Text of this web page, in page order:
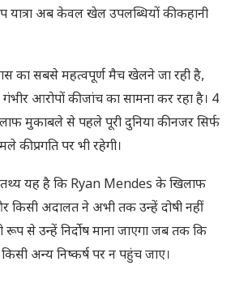
यात्रा अब केवल खेल उपलब्धियों की कहानी
का सबसे महत्वपूर्ण मैच खेलने जा रही है,
आरोपों की जांच का सामना कर रहा है। 4
मुकाबले से पहले पूरी दुनिया की नजर सिर्फ
की प्रगति पर भी रहेगी।
यह है कि Ryan Mendes के खिलाफ
किसी अदालत ने अभी तक उन्हें दोषी नहीं
रूप से उन्हें निर्दोष माना जाएगा जब तक कि
अन्य निष्कर्ष पर न पहुंच जाए।